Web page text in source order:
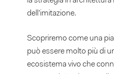
dell’imitazione.
Scopriremo come una
può essere molto più di
ecosistema vivo che